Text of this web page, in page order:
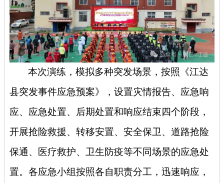
本次演练，模拟多种突发场景，按照《江达
县突发事件应急预案》，设置灾情报告、应急响
应、应急处置、后期处置和响应结束四个阶段，
开展抢险救援、转移安置、安全保卫、道路抢险
保通、医疗救护、卫生防疫等不同场景的应急处
置。各应急小组按照各自职责分工，迅速响应，